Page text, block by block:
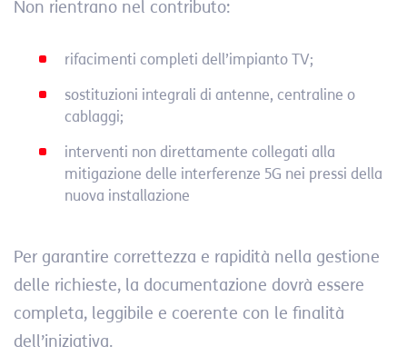
Non rientrano nel contributo:
rifacimenti completi dell’impianto TV;
sostituzioni integrali di antenne, centraline o
cablaggi;
interventi non direttamente collegati alla
mitigazione delle interferenze 5G nei pressi della
nuova installazione
Per garantire correttezza e rapidità nella gestione
delle richieste, la documentazione dovrà essere
completa, leggibile e coerente con le finalità
dell’iniziativa.